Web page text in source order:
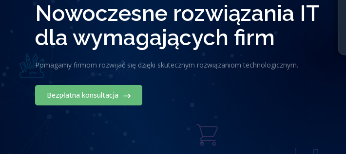
Nowoczesne rozwiązania IT
dla wymagających firm
Pomagamy firmom rozwijać się dzięki skutecznym rozwiązaniom technologicznym.
Bezpłatna konsultacja